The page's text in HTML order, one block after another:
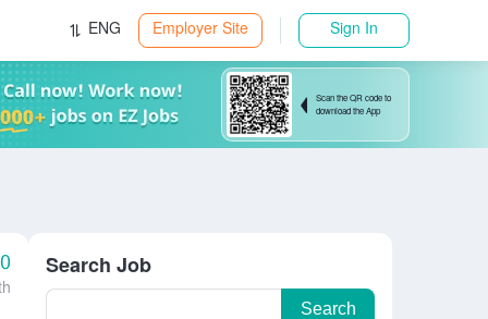
ENG Employer Site Sign In
Scan the QR code to
download the App
Search Job
Search